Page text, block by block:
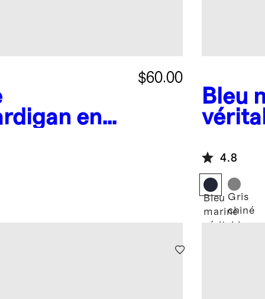
en
$60.00
Bleu
4.8
Bleu
marine
véritable
Gris
chiné